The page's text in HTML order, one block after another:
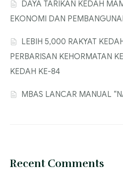
‎DAYA TARIKAN KEDAH
EKONOMI DAN
‎LEBIH 5,000 RAKYAT
PERBARISAN KEHORMATAN
KEDAH KE-84
MBAS LANCAR MANUAL
Recent Comments